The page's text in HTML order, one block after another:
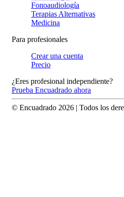
Fonoaudiología
Terapias Alternativas
Medicina
Para profesionales
Crear una cuenta
Precio
¿Eres profesional independiente?
Prueba Encuadrado ahora
© Encuadrado 2026 | Todos los